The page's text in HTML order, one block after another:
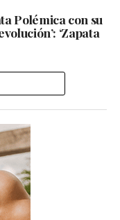
Polémica con su
‘Zapata